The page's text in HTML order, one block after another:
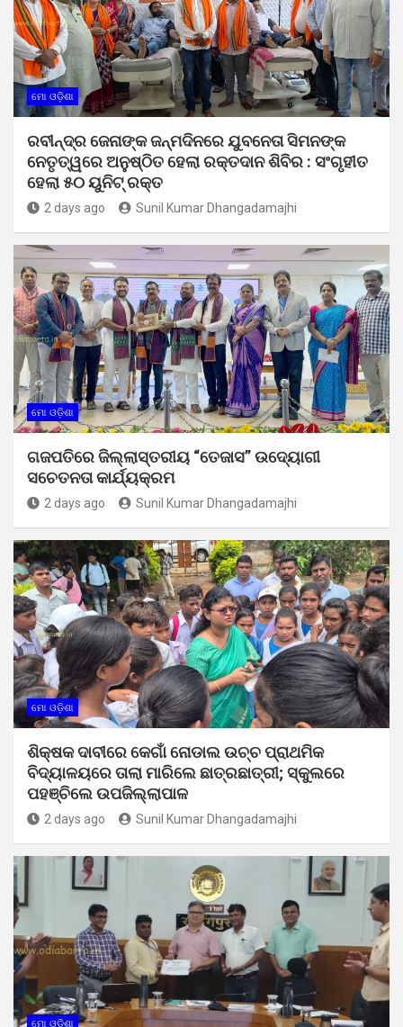
ମୋ ଓଡ଼ିଶା
ରବୀନ୍ଦ୍ର ଜେନାଙ୍କ ଜନ୍ମଦିନରେ ଯୁବନେତା ସିମନଙ୍କ
ନେତୃତ୍ୱରେ ଅନୁଷ୍ଠିତ ହେଲା ରକ୍ତଦାନ ଶିବିର : ସଂଗୃହୀତ
ହେଲା ୫୦ ୟୁନିଟ୍ ରକ୍ତ
2 days ago Sunil Kumar Dhangadamajhi
ମୋ ଓଡ଼ିଶା
ଗଜପତିରେ ଜିଲ୍ଲାସ୍ତରୀୟ “ତେଜାସ” ଉଦ୍ୟୋଗୀ
ସଚେତନତା କାର୍ଯ୍ୟକ୍ରମ
2 days ago Sunil Kumar Dhangadamajhi
ମୋ ଓଡ଼ିଶା
ଶିକ୍ଷକ ଦାବୀରେ କେଗାଁ ନୋଡାଲ ଉଚ୍ଚ ପ୍ରାଥମିକ
ବିଦ୍ୟାଳୟରେ ତାଲା ମାରିଲେ ଛାତ୍ରଛାତ୍ରୀ; ସ୍କୁଲରେ
ପହଞ୍ଚିଲେ ଉପଜିଲ୍ଲାପାଳ
2 days ago Sunil Kumar Dhangadamajhi
ମୋ ଓଡ଼ିଶା